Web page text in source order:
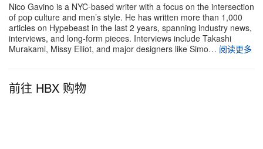
Nico Gavino is a NYC-based writer with a focus on the intersection
of pop culture and men’s style. He has written more than 1,000
articles on Hypebeast in the last 2 years, spanning industry news,
interviews, and long-form pieces. Interviews include Takashi
Murakami, Missy Elliot, and major designers like Simo… 阅读更多
前往 HBX 购物